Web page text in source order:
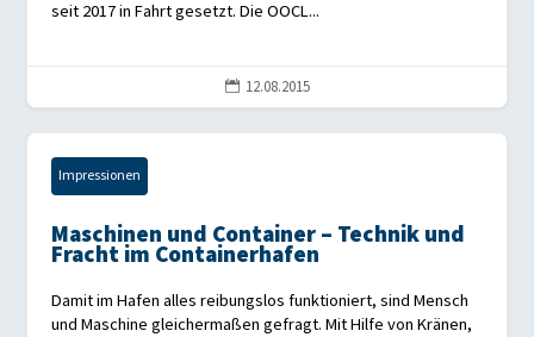
seit 2017 in Fahrt gesetzt. Die OOCL...
 12.08.2015
Impressionen
Maschinen und Container – Technik und
Fracht im Containerhafen
Damit im Hafen alles reibungslos funktioniert, sind Mensch
und Maschine gleichermaßen gefragt. Mit Hilfe von Kränen,